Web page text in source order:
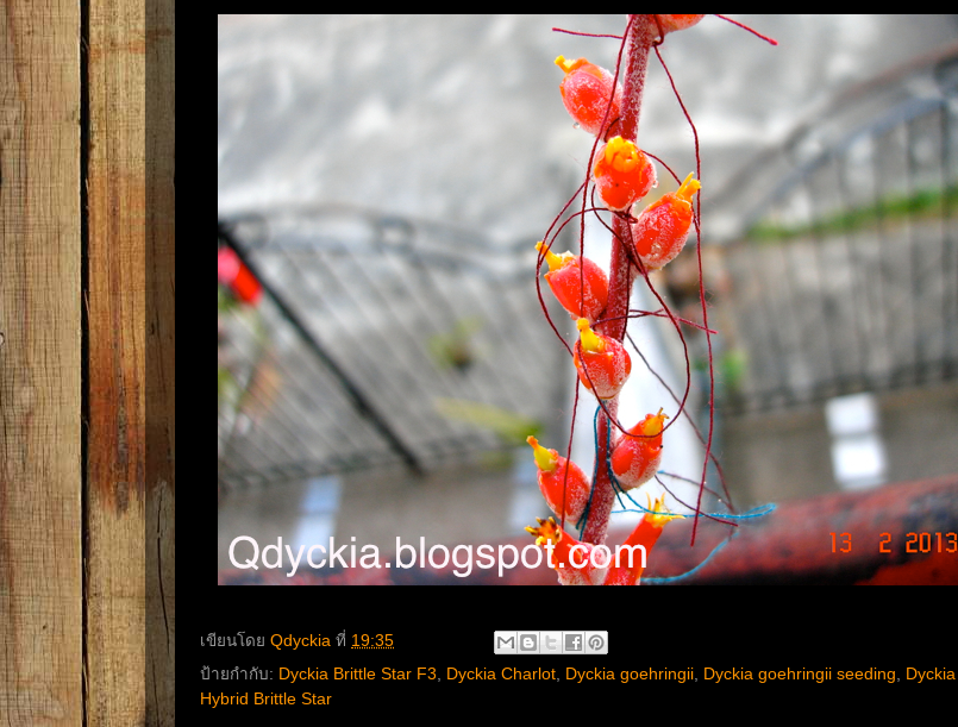
เขียนโดย Qdyckia ที่ 19:35
ป้ายกำกับ: Dyckia Brittle Star F3, Dyckia Charlot, Dyckia goehringii, Dyckia goehringii seeding, Dyckia
Hybrid Brittle Star